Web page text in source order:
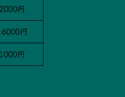
2000円
円
1000円